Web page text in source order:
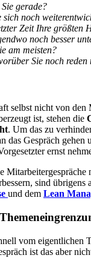
gerade?
sich noch
Zeit Ihre größten
noch besser
am meisten?
Sie noch reden
selbst nicht von den
ist, stehen die
. Um das zu
das Gespräch gehen
ernst
Mitarbeitergespräche
sind übrigens
und dem Lean
vom eigentlichen
ist das aber